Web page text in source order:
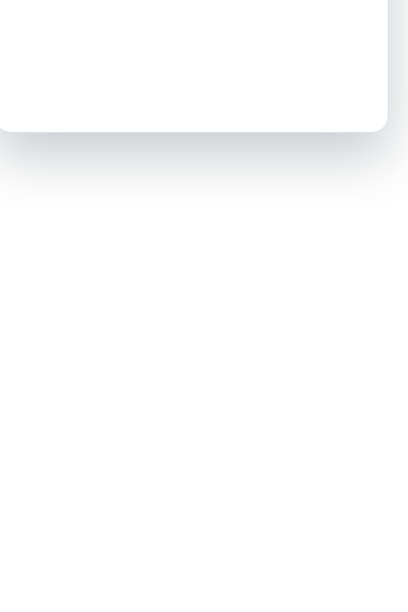
Parkplätze zwischen der
bis zum Hotel Roseg...